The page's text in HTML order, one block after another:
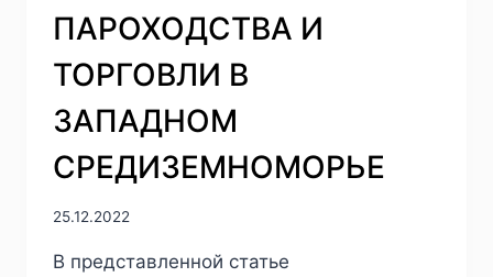
ПАРОХОДСТВА И
ТОРГОВЛИ В
ЗАПАДНОМ
СРЕДИЗЕМНОМОРЬЕ
25.12.2022
В представленной статье